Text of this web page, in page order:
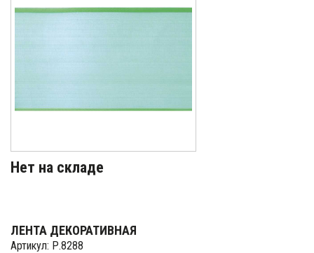
Нет на складе
ЛЕНТА ДЕКОРАТИВНАЯ
Артикул: Р.8288